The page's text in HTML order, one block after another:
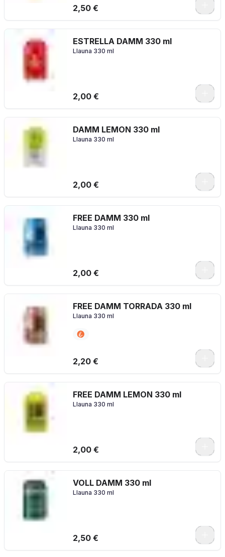
2,50 €
ESTRELLA DAMM 330 ml
Llauna 330 ml
2,00 €
DAMM LEMON 330 ml
Llauna 330 ml
2,00 €
FREE DAMM 330 ml
Llauna 330 ml
2,00 €
FREE DAMM TORRADA 330 ml
Llauna 330 ml
2,20 €
FREE DAMM LEMON 330 ml
Llauna 330 ml
2,00 €
VOLL DAMM 330 ml
Llauna 330 ml
2,50 €